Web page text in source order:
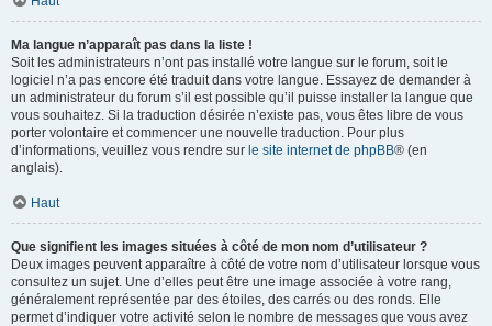
Ma langue n’apparaît pas dans la liste !
Soit les administrateurs n’ont pas installé votre langue sur le forum, soit le
logiciel n’a pas encore été traduit dans votre langue. Essayez de demander à
un administrateur du forum s’il est possible qu’il puisse installer la langue que
vous souhaitez. Si la traduction désirée n’existe pas, vous êtes libre de vous
porter volontaire et commencer une nouvelle traduction. Pour plus
d’informations, veuillez vous rendre sur le site internet de phpBB® (en
anglais).
Haut
Que signifient les images situées à côté de mon nom d’utilisateur ?
Deux images peuvent apparaître à côté de votre nom d’utilisateur lorsque vous
consultez un sujet. Une d’elles peut être une image associée à votre rang,
généralement représentée par des étoiles, des carrés ou des ronds. Elle
permet d’indiquer votre activité selon le nombre de messages que vous avez